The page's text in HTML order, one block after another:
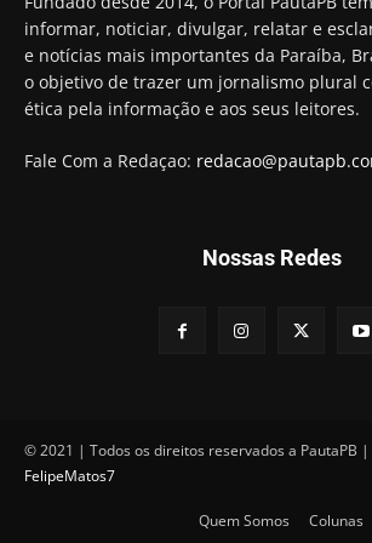
"confiscar" dinheiro de clientes
01:49
Descaso da gestão Panta deixa
professoras 'ilhadas' em creche
00:16
informar, noticiar, divulgar, relatar e
e notícias mais importantes da Paraíba,
o objetivo de trazer um jornalismo plural
ética pela informação e aos seus leitores.
Fale Com a Redaçao:
Nossas Redes
© 2021 | Todos os direitos reservados a PautaPB
FelipeMatos7
Quem Somos Colunas